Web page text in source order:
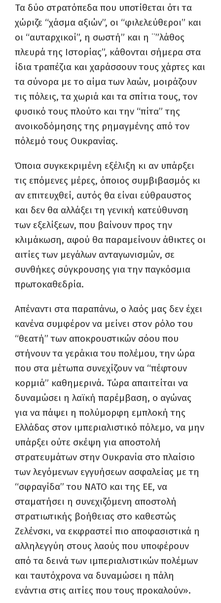
Τα δύο στρατόπεδα που υποτίθεται ότι τα
χώριζε “χάσμα αξιών”, οι “φιλελεύθεροι” και
οι “αυταρχικοί”, η σωστή” και η ¨”λάθος
πλευρά της Ιστορίας”, κάθονται σήμερα στα
ίδια τραπέζια και χαράσσουν τους χάρτες και
τα σύνορα με το αίμα των λαών, μοιράζουν
τις πόλεις, τα χωριά και τα σπίτια τους, τον
φυσικό τους πλούτο και την “πίτα” της
ανοικοδόμησης της ρημαγμένης από τον
πόλεμό τους Ουκρανίας.
Όποια συγκεκριμένη εξέλιξη κι αν υπάρξει
τις επόμενες μέρες, όποιος συμβιβασμός κι
αν επιτευχθεί, αυτός θα είναι εύθραυστος
και δεν θα αλλάξει τη γενική κατεύθυνση
των εξελίξεων, που βαίνουν προς την
κλιμάκωση, αφού θα παραμείνουν άθικτες οι
αιτίες των μεγάλων ανταγωνισμών, σε
συνθήκες σύγκρουσης για την παγκόσμια
πρωτοκαθεδρία.
Απέναντι στα παραπάνω, ο λαός μας δεν έχει
κανένα συμφέρον να μείνει στον ρόλο του
“θεατή” των αποκρουστικών σόου που
στήνουν τα γεράκια του πολέμου, την ώρα
που στα μέτωπα συνεχίζουν να “πέφτουν
κορμιά” καθημερινά. Τώρα απαιτείται να
δυναμώσει η λαϊκή παρέμβαση, ο αγώνας
για να πάψει η πολύμορφη εμπλοκή της
Ελλάδας στον ιμπεριαλιστικό πόλεμο, να μην
υπάρξει ούτε σκέψη για αποστολή
στρατευμάτων στην Ουκρανία στο πλαίσιο
των λεγόμενων εγγυήσεων ασφαλείας με τη
“σφραγίδα” του ΝΑΤΟ και της ΕΕ, να
σταματήσει η συνεχιζόμενη αποστολή
στρατιωτικής βοήθειας στο καθεστώς
Ζελένσκι, να εκφραστεί πιο αποφασιστικά η
αλληλεγγύη στους λαούς που υποφέρουν
από τα δεινά των ιμπεριαλιστικών πολέμων
και ταυτόχρονα να δυναμώσει η πάλη
ενάντια στις αιτίες που τους προκαλούν».